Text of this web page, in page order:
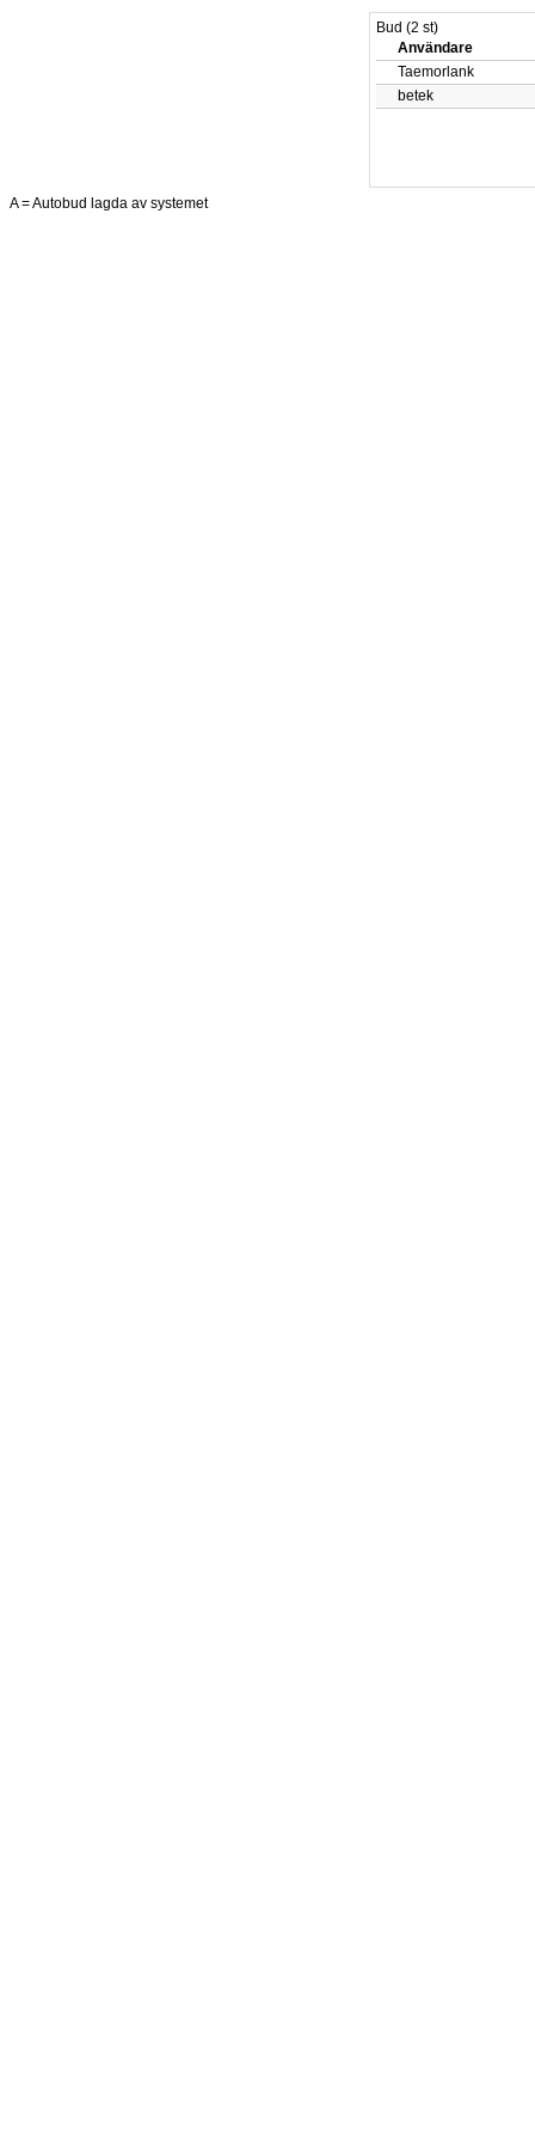
Bud (2 st)
Användare
Taemorlank
betek
A = Autobud lagda av systemet